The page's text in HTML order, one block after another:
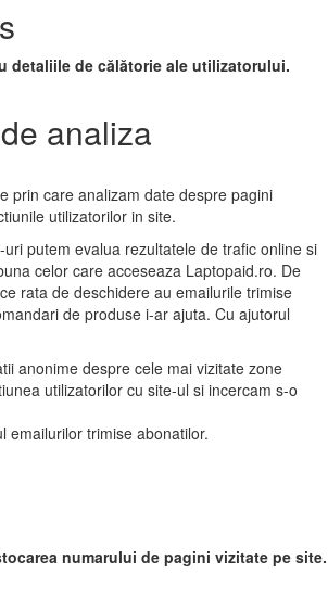
detaliile de călătorie ale utilizatorului.
analiza
prin care analizam date despre pagini
utilizatorilor in site.
putem evalua rezultatele de trafic online si
celor care acceseaza Laptopaid.ro. De
rata de deschidere au emailurile trimise
de produse i-ar ajuta. Cu ajutorul
anonime despre cele mai vizitate zone
utilizatorilor cu site-ul si incercam s-o
emailurilor trimise abonatilor.
numarului de pagini vizitate pe site.